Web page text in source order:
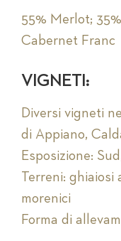
55% Merlot;
Cabernet Franc
VIGNETI:
Diversi vigneti
di Appiano,
Esposizione:
Terreni: ghiaiosi
morenici
Forma di